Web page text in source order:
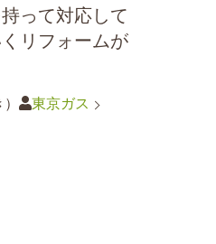
って対応して
リフォームが
東京ガス